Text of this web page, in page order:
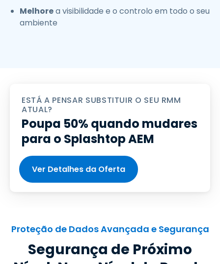
Melhorea visibilidade e o controlo em todo o seu
ambiente
ESTÁ A PENSAR SUBSTITUIR O SEU RMM
ATUAL?
Poupa 50% quando mudares
para o Splashtop AEM
Ver Detalhes da Oferta
Proteção de Dados Avançada e Segurança
Segurança de Próximo